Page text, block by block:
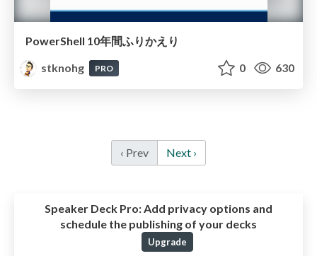
PowerShell 10年間ふりかえり
stknohg
PRO 0 630
‹ Prev Next ›
Speaker Deck Pro:Add privacy options and
schedule the publishing of your decks
Upgrade